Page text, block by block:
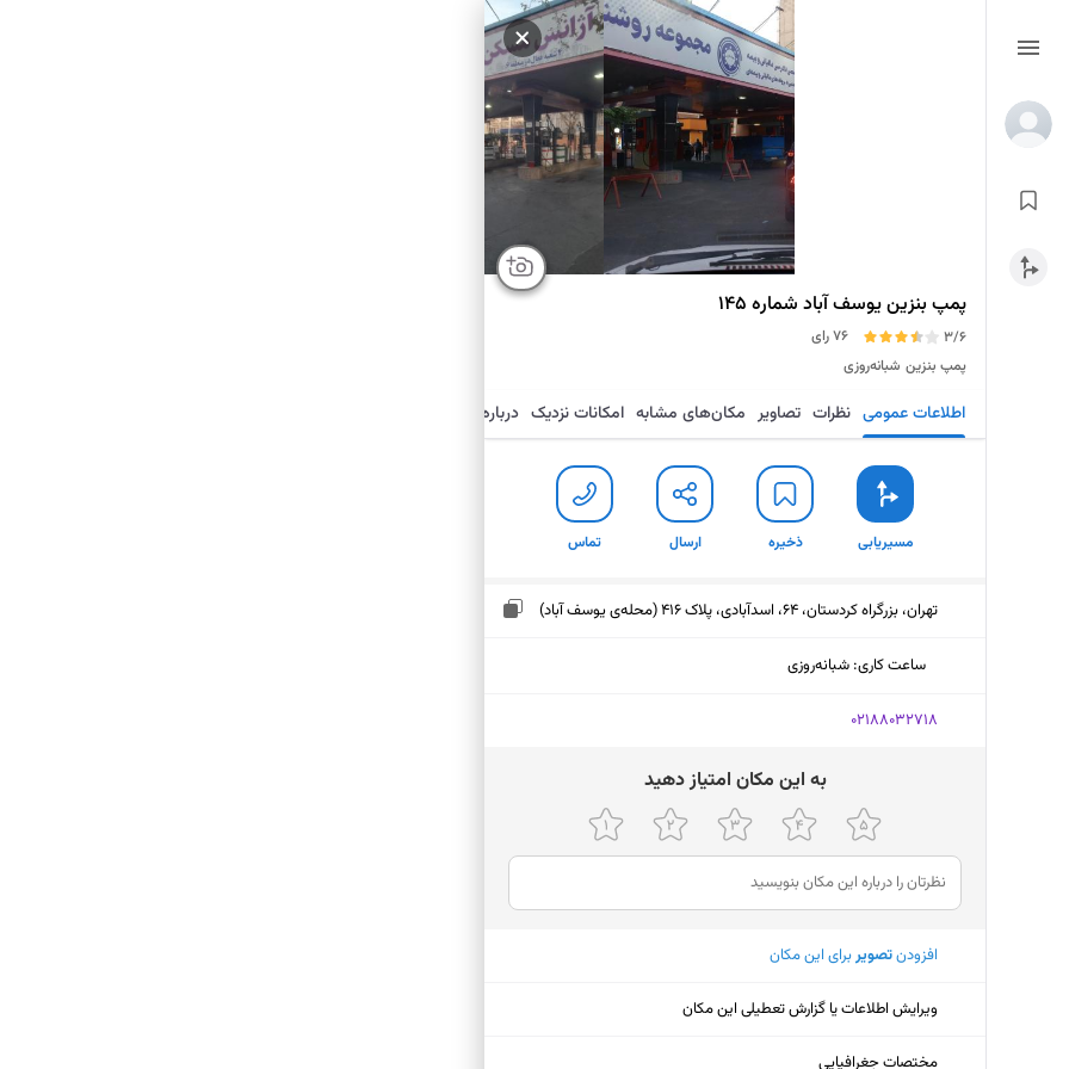
پمپ بنزین یوسف آباد شماره ۱۴۵
3/6
76 رای
پمپ بنزین شبانه‌روزی
اطلاعات عمومی نظرات تصاویر مکان‌های مشابه امکانات نزدیک درباره
مسیریابی ذخیره ارسال تماس
تهران، بزرگراه کردستان، 64، اسدآبادی، پلاک 416 (محله‌ی یوسف آباد)
ساعت کاری: شبانه‌روزی
‎02188032718
ﺑﻪ اﯾﻦ ﻣﮑﺎن اﻣﺘﯿﺎز دﻫﯿﺪ
افزودنتصویربرای این مکان
ویرایش اطلاعات یا گزارش تعطیلی این مکان
مختصات جغرافیایی